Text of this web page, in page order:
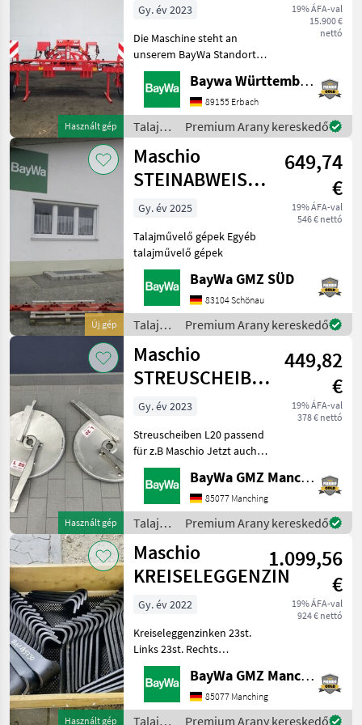
Használt gép
VERSCHIE
19% ÁFA-val
15.900 €
nettó
Gy. év 2023
Die Maschine steht an
unserem BayWa Standort in
DE-89155 Erbach.Gerne
steht Ihnen Herr Straub
unter Tel.: 07305 173 52 für
Ihre Anfrage zur
Verfügung!Maschio Intelli
Baywa Württemberg
89155 Erbach
Talajművelő
gépek /
Maschio
Premium Arany kereskedő
Új gép
Maschio
STEINABWEISER
# 292
649,74
€
19% ÁFA-val
546 € nettó
Gy. év 2025
Talajművelő gépek Egyéb
talajművelő gépek
BayWa GMZ SÜD
83104 Schönau
Talajművelő
gépek /
Maschio
Premium Arany kereskedő
Használt gép
Maschio
STREUSCHEIBEN
L20
449,82
€
19% ÁFA-val
378 € nettó
Gy. év 2023
Streuscheiben L20 passend
für z.B Maschio Jetzt auch
über WhatsApp erreichbar:
0049 151 16 17 47 63
Talajművelő gépek Egyéb
talajművelő gépek
BayWa GMZ Manching
85077 Manching
Talajművelő
gépek /
Maschio
Premium Arany kereskedő
Használt gép
Maschio
KREISELEGGENZINKEN
1.099,56
€
19% ÁFA-val
924 € nettó
Gy. év 2022
Kreiseleggenzinken 23st.
Links 23st. Rechts
Vergleichsnummer
M36100211 ( 23st. )
M36100210 ( 23st. ) passend
für z.B Aquila Jetzt auch
BayWa GMZ Manching
85077 Manching
TalajművelőPremium Arany kereskedő